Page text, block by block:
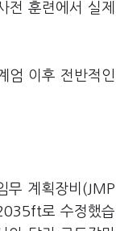
전 훈련에서 실제
엄 이후 전반적인
무 계획장비(JMP
로 수정했습